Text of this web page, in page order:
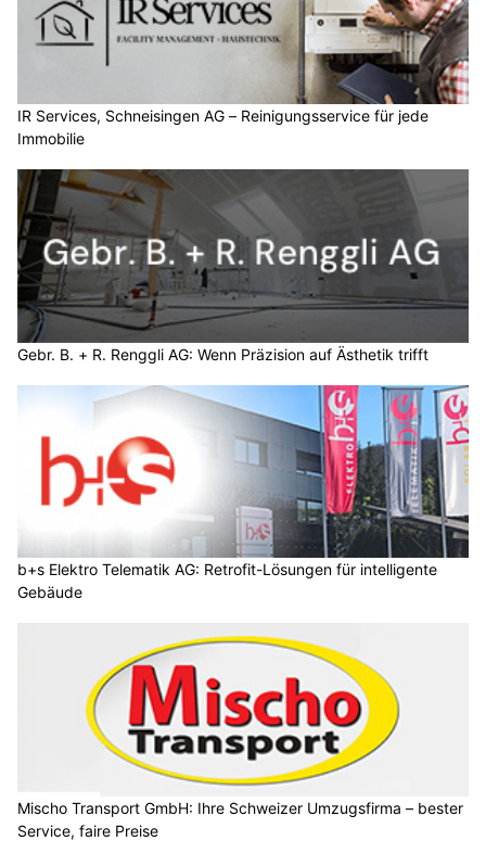
IR Services, Schneisingen AG – Reinigungsservice für jede
Immobilie
Gebr. B. + R. Renggli AG: Wenn Präzision auf Ästhetik trifft
b+s Elektro Telematik AG: Retrofit-Lösungen für intelligente
Gebäude
Mischo Transport GmbH: Ihre Schweizer Umzugsfirma – bester
Service, faire Preise